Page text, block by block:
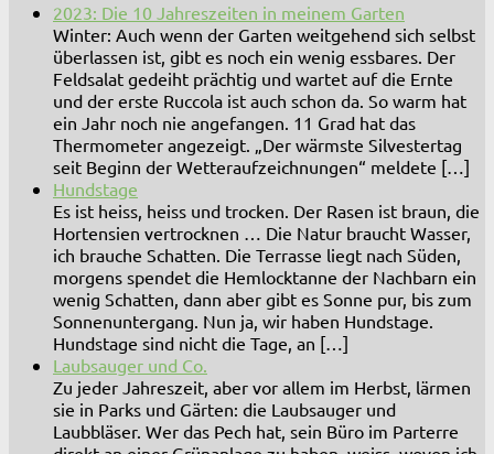
2023: Die 10 Jahreszeiten in meinem Garten
Winter: Auch wenn der Garten weitgehend sich selbst
überlassen ist, gibt es noch ein wenig essbares. Der
Feldsalat gedeiht prächtig und wartet auf die Ernte
und der erste Ruccola ist auch schon da. So warm hat
ein Jahr noch nie angefangen. 11 Grad hat das
Thermometer angezeigt. „Der wärmste Silvestertag
seit Beginn der Wetteraufzeichnungen“ meldete […]
Hundstage
Es ist heiss, heiss und trocken. Der Rasen ist braun, die
Hortensien vertrocknen … Die Natur braucht Wasser,
ich brauche Schatten. Die Terrasse liegt nach Süden,
morgens spendet die Hemlocktanne der Nachbarn ein
wenig Schatten, dann aber gibt es Sonne pur, bis zum
Sonnenuntergang. Nun ja, wir haben Hundstage.
Hundstage sind nicht die Tage, an […]
Laubsauger und Co.
Zu jeder Jahreszeit, aber vor allem im Herbst, lärmen
sie in Parks und Gärten: die Laubsauger und
Laubbläser. Wer das Pech hat, sein Büro im Parterre